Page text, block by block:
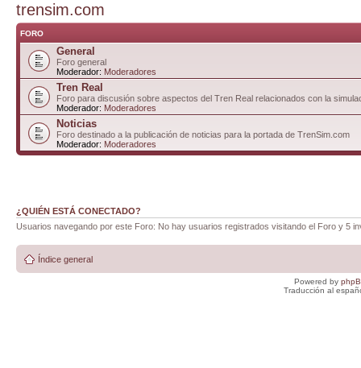
trensim.com
FORO
General
Foro general
Moderador: Moderadores
Tren Real
Foro para discusión sobre aspectos del Tren Real relacionados con la
Moderador: Moderadores
Noticias
Foro destinado a la publicación de noticias para la portada de TrenSim.com
Moderador: Moderadores
¿QUIÉN ESTÁ CONECTADO?
Usuarios navegando por este Foro: No hay usuarios registrados visitando el Foro y 5
Índice general
Powered by
Traducción al